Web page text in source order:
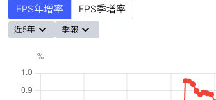
EPS年增率 EPS季增率
近5年 季報